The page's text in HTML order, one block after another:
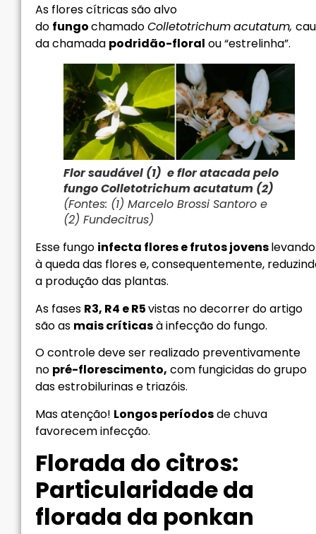
As flores cítricas são alvo
do fungochamadoColletotrichumacutatum,
da chamada podridão-floral ou “estrelinha”.
Flor saudável (1) e flor atacada pelo
fungo Colletotrichum acutatum (2)
(Fontes: (1) Marcelo Brossi Santoro e
(2) Fundecitrus)
Esse fungo infecta flores e frutos jovenslevando
à queda das flores e, consequentemente,
a produção das plantas.
As fases R3, R4 e R5vistas no decorrer do artigo
são as mais críticasà infecção do fungo.
O controle deve ser realizado preventivamente
no pré-florescimento, com fungicidas do grupo
das estrobilurinas e triazóis.
Mas atenção! Longos períodosde chuva
favorecem infecção.
Florada do citros:
Particularidade da
florada da ponkan